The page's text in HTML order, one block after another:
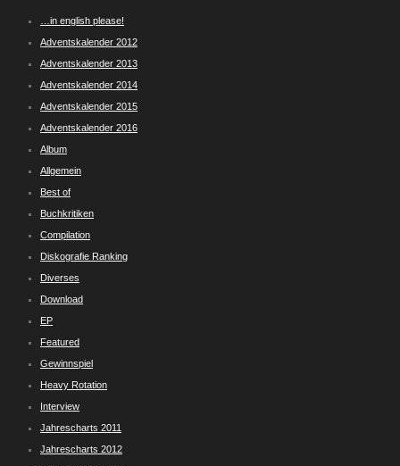
…in english please!
Adventskalender 2012
Adventskalender 2013
Adventskalender 2014
Adventskalender 2015
Adventskalender 2016
Album
Allgemein
Best of
Buchkritiken
Compilation
Diskografie Ranking
Diverses
Download
EP
Featured
Gewinnspiel
Heavy Rotation
Interview
Jahrescharts 2011
Jahrescharts 2012